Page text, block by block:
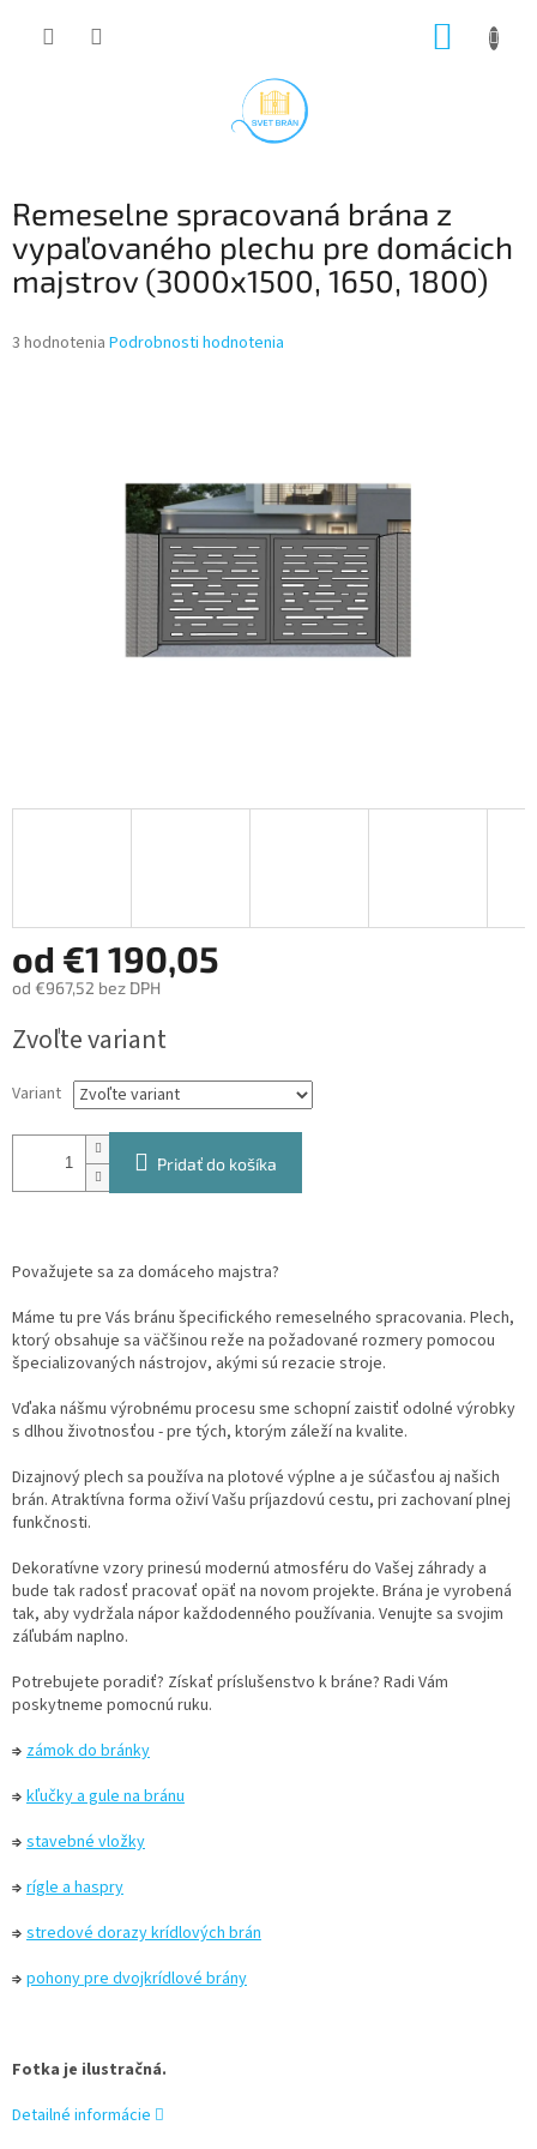
Remeselne spracovaná brána z
vypaľovaného plechu pre domácich
majstrov (3000x1500, 1650, 1800)
Priemerné
3 hodnotenia Podrobnosti hodnotenia
od €1 190,05
od €967,52 bez DPH
cena:
Zvoľte variant
Variant
Pridať do košíka
Považujete sa za domáceho majstra?
Máme tu pre Vás bránu špecifického remeselného spracovania. Plech,
ktorý obsahuje sa väčšinou reže na požadované rozmery pomocou
špecializovaných nástrojov, akými sú rezacie stroje.
Vďaka nášmu výrobnému procesu sme schopní zaistiť odolné výrobky
s dlhou životnosťou - pre tých, ktorým záleží na kvalite.
Dizajnový plech sa používa na plotové výplne a je súčasťou aj našich
brán. Atraktívna forma oživí Vašu príjazdovú cestu, pri zachovaní plnej
funkčnosti.
Dekoratívne vzory prinesú modernú atmosféru do Vašej záhrady a
bude tak radosť pracovať opäť na novom projekte. Brána je vyrobená
tak, aby vydržala nápor každodenného používania. Venujte sa svojim
záľubám naplno.
Potrebujete poradiť? Získať príslušenstvo k bráne? Radi Vám
poskytneme pomocnú ruku.
⇒ zámok do bránky
⇒ kľučky a gule na bránu
⇒ stavebné vložky
⇒ rígle a haspry
⇒ stredové dorazy krídlových brán
⇒ pohony pre dvojkrídlové brány
Fotka je ilustračná.
Detailné informácie